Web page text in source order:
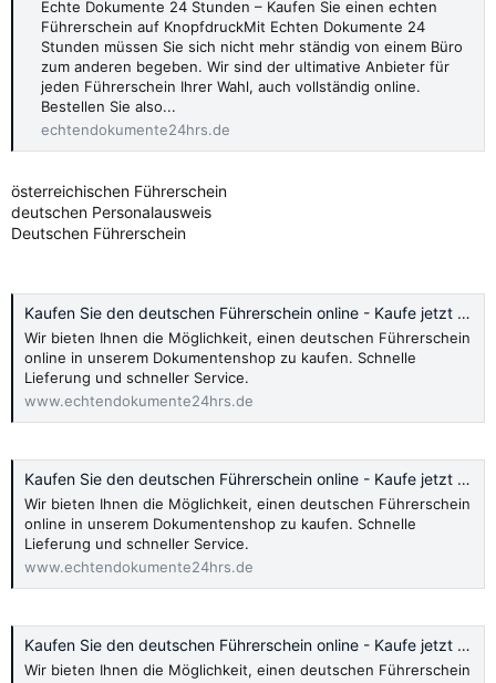
Echte Dokumente 24 Stunden – Kaufen Sie einen echten
Führerschein auf KnopfdruckMit Echten Dokumente 24
Stunden müssen Sie sich nicht mehr ständig von einem Büro
zum anderen begeben. Wir sind der ultimative Anbieter für
jeden Führerschein Ihrer Wahl, auch vollständig online.
Bestellen Sie also...
echtendokumente24hrs.de
österreichischen Führerschein
deutschen Personalausweis
Deutschen Führerschein
Kaufen Sie den deutschen Führerschein online - Kaufe jetzt 2024
Wir bieten Ihnen die Möglichkeit, einen deutschen Führerschein
online in unserem Dokumentenshop zu kaufen. Schnelle
Lieferung und schneller Service.
www.echtendokumente24hrs.de
Kaufen Sie den deutschen Führerschein online - Kaufe jetzt 2024
Wir bieten Ihnen die Möglichkeit, einen deutschen Führerschein
online in unserem Dokumentenshop zu kaufen. Schnelle
Lieferung und schneller Service.
www.echtendokumente24hrs.de
Kaufen Sie den deutschen Führerschein online - Kaufe jetzt 2024
Wir bieten Ihnen die Möglichkeit, einen deutschen Führerschein